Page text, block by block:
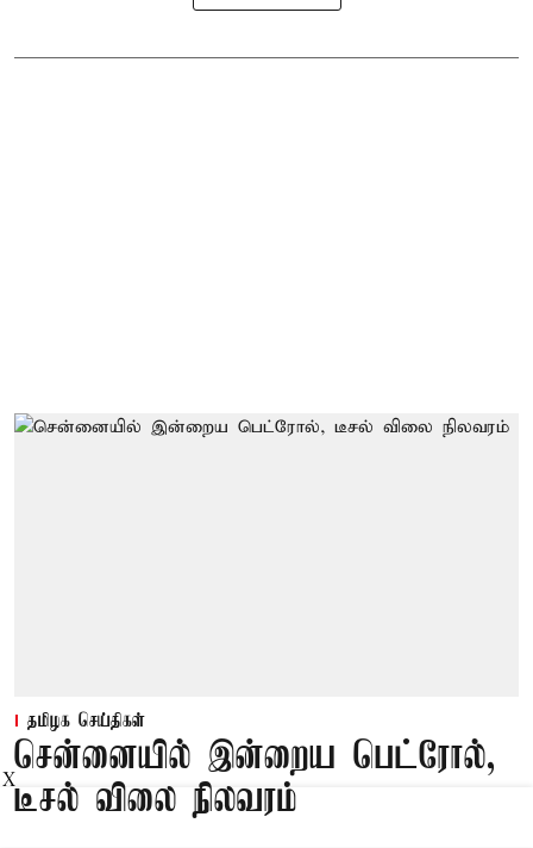
தமிழக செய்திகள்
சென்னையில் இன்றைய பெட்ரோல்,
டீசல் விலை நிலவரம்
X